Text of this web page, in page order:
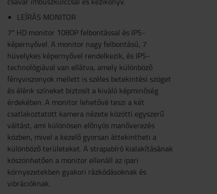
LEÍRÁS MONITOR
7" HD monitor 1080P felbontással és IPS-
képernyővel. A monitor nagy felbontású, 7
hüvelykes képernyővel rendelkezik, és IPS-
technológiával van ellátva, amely különböző
fényviszonyok mellett is széles betekintési szöget
és élénk színeket biztosít a kiváló képminőség
érdekében. A monitor lehetővé teszi a két
csatlakoztatott kamera nézete közötti egyszerű
váltást, ami különösen előnyös manőverezés
közben, mivel a kezelő gyorsan áttekintheti a
különböző területeket. A strapabíró kialakításának
köszönhetően a monitor ellenáll az ipari
környezetekben gyakori rázkódásoknak és
vibrációknak.